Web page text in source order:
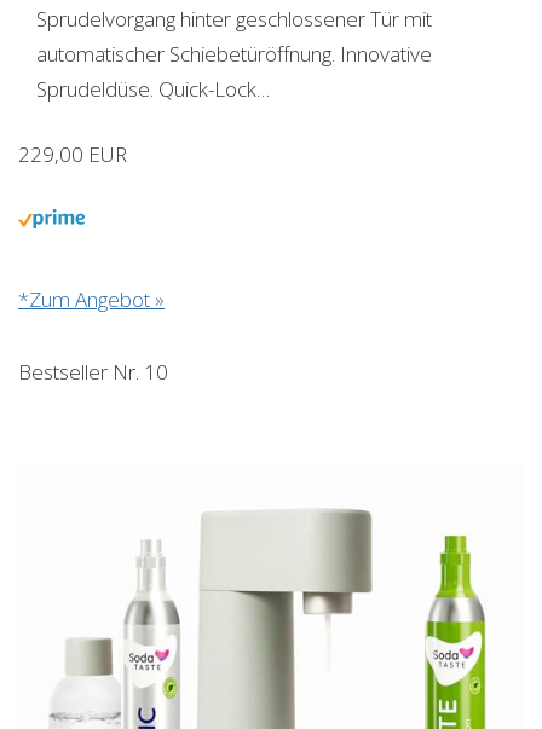
Sprudelvorgang hinter geschlossener Tür mit
automatischer Schiebetüröffnung. Innovative
Sprudeldüse. Quick-Lock…
229,00 EUR
*Zum Angebot »
Bestseller Nr. 10